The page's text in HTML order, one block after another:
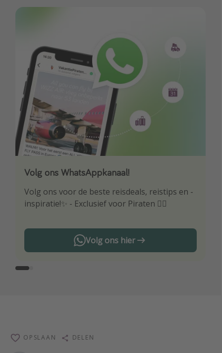
Volg ons WhatsAppkanaal!
Volg ons voor de beste reisdeals, reistips en -
inspiratie!✨ - Exclusief voor Piraten 🏴‍☠️
Volg ons hier
Download onze app
Wees als eerste op de hoogte van de beste
reisaanbiedingen
OPSLAAN DELEN